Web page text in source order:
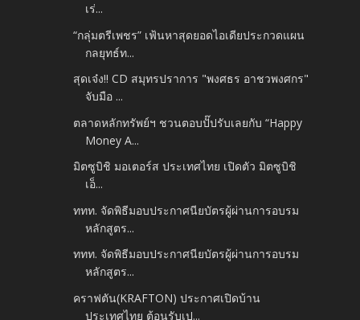
เร่...
“กลุ่มตรีเพชร” เฟ้นหาสุดยอดไอเดียประกวดแผน
กลยุทธ์ท...
สุดเจ๋ง!! CD สมุทรปราการ "พงศธร อาชวพงศกร"
จับมือ ...
ตลาดหลักทรัพย์ฯ ชวนตอบปั๊ปรับเลยกับ “Happy
Money A...
มิตซูบิชิ มอเตอร์ส ประเทศไทย เปิดตัว มิตซูบิชิ
เอ็...
ททท. จัดพิธีมอบประกาศนียบัตรผู้ผ่านการอบรม
หลักสูตร...
ททท. จัดพิธีมอบประกาศนียบัตรผู้ผ่านการอบรม
หลักสูตร...
คราฟตัน(KRAFTON) ประกาศเปิดบ้าน
ประเทศไทย ต้อนรับเป...